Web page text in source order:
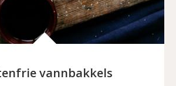
vannbakkels